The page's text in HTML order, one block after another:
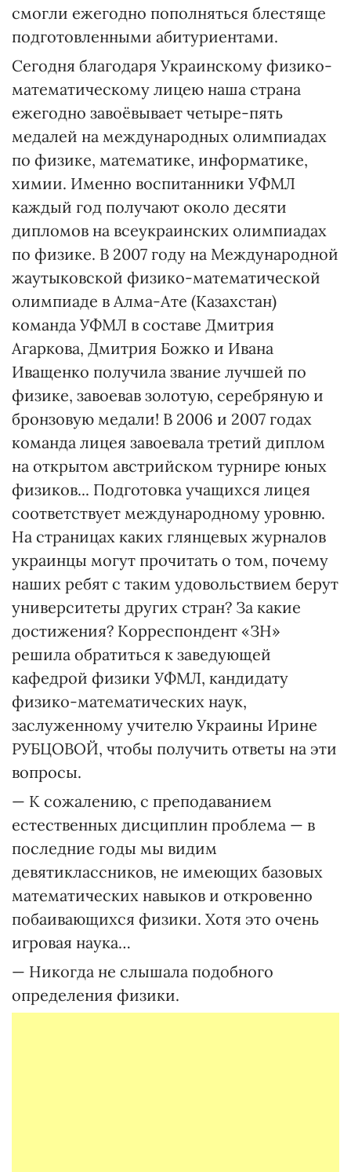
смогли ежегодно пополняться блестяще
подготовленными абитуриентами.
Сегодня благодаря Украинскому физико-
математическому лицею наша страна
ежегодно завоёвывает четыре-пять
медалей на международных олимпиадах
по физике, математике, информатике,
химии. Именно воспитанники УФМЛ
каждый год получают около десяти
дипломов на всеукраинских олимпиадах
по физике. В 2007 году на Международной
жаутыковской физико-математической
олимпиаде в Алма-Ате (Казахстан)
команда УФМЛ в составе Дмитрия
Агаркова, Дмитрия Божко и Ивана
Иващенко получила звание лучшей по
физике, завоевав золотую, серебряную и
бронзовую медали! В 2006 и 2007 годах
команда лицея завоевала третий диплом
на открытом австрийском турнире юных
физиков... Подготовка учащихся лицея
соответствует международному уровню.
На страницах каких глянцевых журналов
украинцы могут прочитать о том, почему
наших ребят с таким удовольствием берут
университеты других стран? За какие
достижения? Корреспондент «ЗН»
решила обратиться к заведующей
кафедрой физики УФМЛ, кандидату
физико-математических наук,
заслуженному учителю Украины Ирине
РУБЦОВОЙ, чтобы получить ответы на эти
вопросы.
— К сожалению, с преподаванием
естественных дисциплин проблема — в
последние годы мы видим
девятиклассников, не имеющих базовых
математических навыков и откровенно
побаивающихся физики. Хотя это очень
игровая наука…
— Никогда не слышала подобного
определения физики.